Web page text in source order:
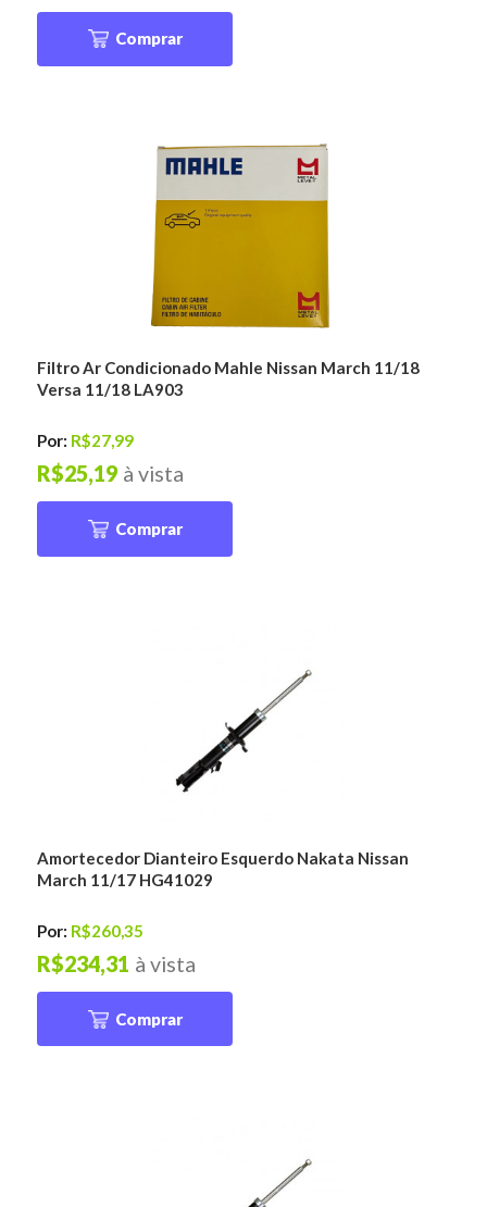
Comprar
Filtro Ar Condicionado Mahle Nissan March 11/18
Versa 11/18 LA903
Por: R$27,99
à vista
R$25,19
Comprar
Amortecedor Dianteiro Esquerdo Nakata Nissan
March 11/17 HG41029
Por: R$260,35
à vista
R$234,31
Comprar